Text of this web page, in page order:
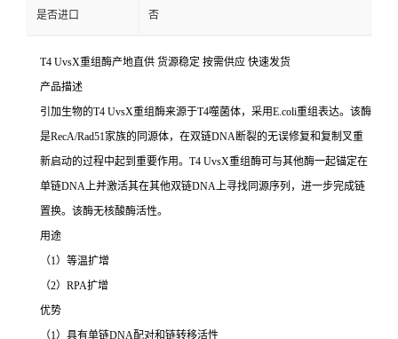
是否进口 否
T4 UvsX重组酶产地直供 货源稳定 按需供应 快速发货
产品描述
引加生物的T4 UvsX重组酶来源于T4噬菌体，采用E.coli重组表达。该酶
是RecA/Rad51家族的同源体，在双链DNA断裂的无误修复和复制叉重
新启动的过程中起到重要作用。T4 UvsX重组酶可与其他酶一起锚定在
单链DNA上并激活其在其他双链DNA上寻找同源序列，进一步完成链
置换。该酶无核酸酶活性。
用途
（1）等温扩增
（2）RPA扩增
优势
（1）具有单链DNA配对和链转移活性